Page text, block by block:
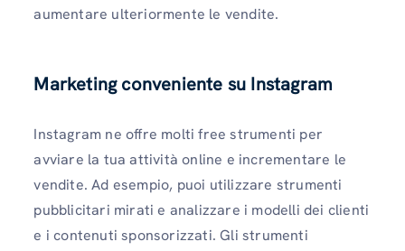
aumentare ulteriormente le vendite.
Marketing conveniente su Instagram
Instagram ne offre molti free strumenti per
avviare la tua attività online e incrementare le
vendite. Ad esempio, puoi utilizzare strumenti
pubblicitari mirati e analizzare i modelli dei clienti
e i contenuti sponsorizzati. Gli strumenti